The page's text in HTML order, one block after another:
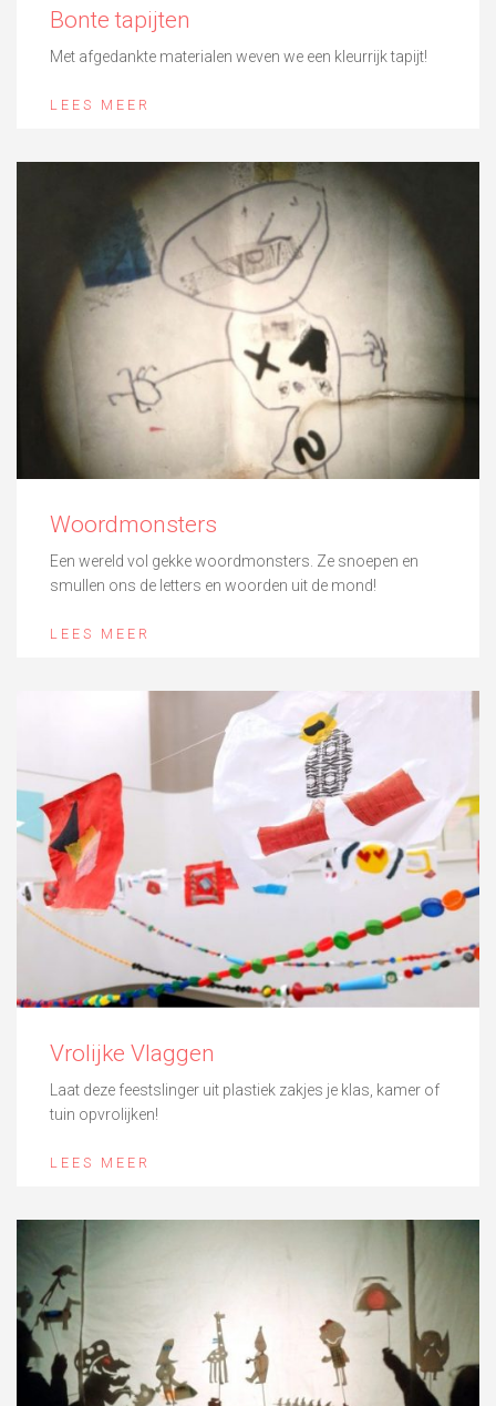
Bonte tapijten
Met afgedankte materialen weven we een kleurrijk tapijt!
LEES MEER
Woordmonsters
Een wereld vol gekke woordmonsters. Ze snoepen en
smullen ons de letters en woorden uit de mond!
LEES MEER
Vrolijke Vlaggen
Laat deze feestslinger uit plastiek zakjes je klas, kamer of
tuin opvrolijken!
LEES MEER